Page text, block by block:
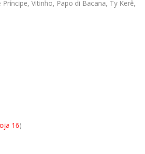
Vitinho, Papo di Bacana, Ty Kerê,
16)